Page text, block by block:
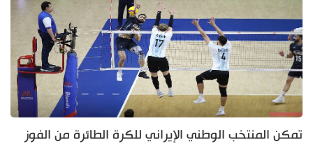
تمكن المنتخب الوطني الإيراني للكرة الطائرة من الفوز